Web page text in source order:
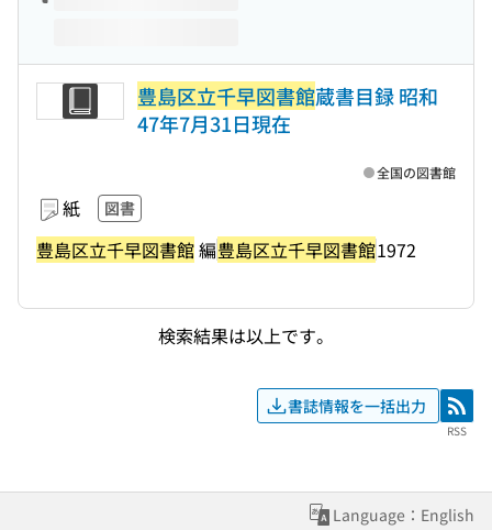
豊島区立千早図書館蔵書目録 昭和
47年7月31日現在
紙 図書
豊島区立千早図書館編豊島区立千早図書館1972
全国の図書館
検索結果は以上です。
書誌情報を一括出力 RSS
RSS
Language：English